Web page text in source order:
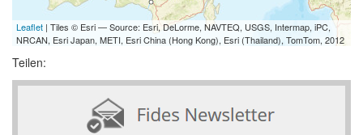
Leaflet | Tiles © Esri — Source: Esri, DeLorme, NAVTEQ, USGS, Intermap, iPC,
NRCAN, Esri Japan, METI, Esri China (Hong Kong), Esri (Thailand), TomTom, 2012
Teilen: